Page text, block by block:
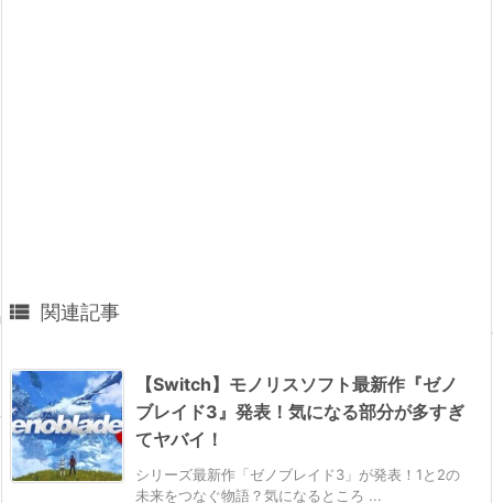
 関連記事
【Switch】モノリスソフト最新作『ゼノ
ブレイド3』発表！気になる部分が多すぎ
てヤバイ！
シリーズ最新作「ゼノブレイド3」が発表！1と2の
未来をつなぐ物語？気になるところ ...